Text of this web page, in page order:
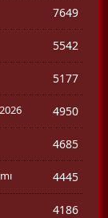
7649
5542
5177
4950
4685
4445
4186